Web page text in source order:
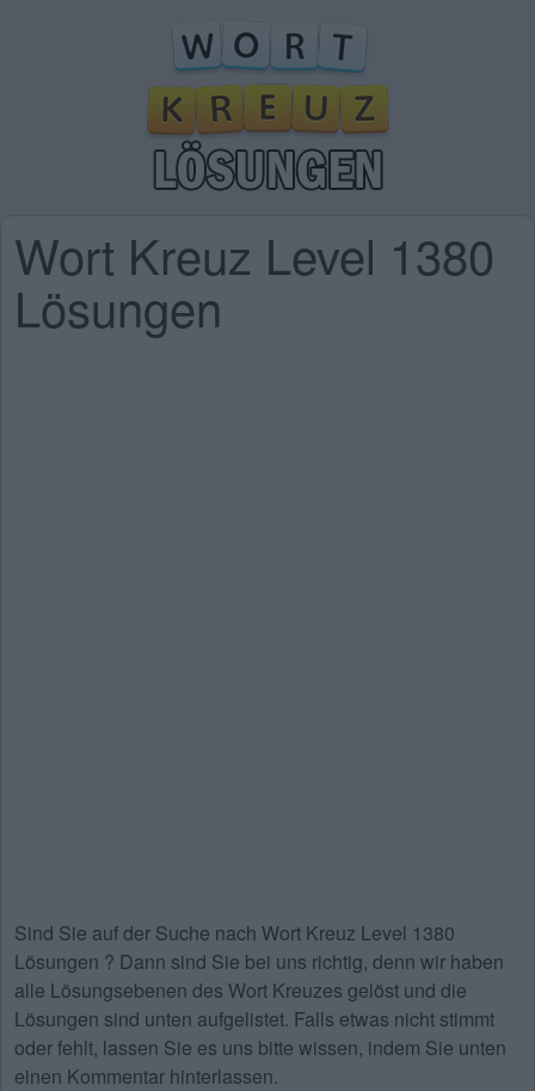
Wort Kreuz Level 1380
Lösungen
Sind Sie auf der Suche nach Wort Kreuz Level 1380
Lösungen ? Dann sind Sie bei uns richtig, denn wir haben
alle Lösungsebenen des Wort Kreuzes gelöst und die
Lösungen sind unten aufgelistet. Falls etwas nicht stimmt
oder fehlt, lassen Sie es uns bitte wissen, indem Sie unten
einen Kommentar hinterlassen.